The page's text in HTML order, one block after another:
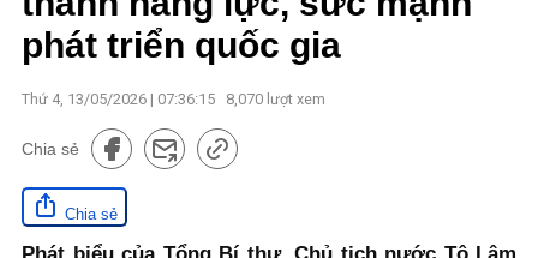
phát triển quốc gia
Thứ 4, 13/05/2026 | 07:36:15 8,070 lượt xem
Chia sẻ
Chia sẻ